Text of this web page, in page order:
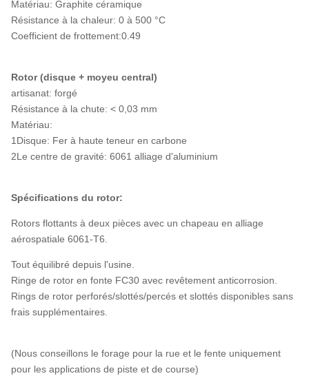
Matériau: Graphite céramique
Résistance à la chaleur: 0 à 500 °C
Coefficient de frottement:0.49
Rotor (disque + moyeu central)
artisanat: forgé
Résistance à la chute: < 0,03 mm
Matériau:
1Disque: Fer à haute teneur en carbone
2Le centre de gravité: 6061 alliage d'aluminium
Spécifications du rotor:
Rotors flottants à deux pièces avec un chapeau en alliage
aérospatiale 6061-T6.
Tout équilibré depuis l'usine.
Ringe de rotor en fonte FC30 avec revêtement anticorrosion.
Rings de rotor perforés/slottés/percés et slottés disponibles sans
frais supplémentaires.
(Nous conseillons le forage pour la rue et le fente uniquement
pour les applications de piste et de course)